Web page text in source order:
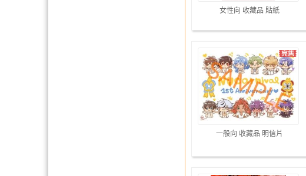
女性向 收藏品 貼紙
一般向 收藏品 明信片